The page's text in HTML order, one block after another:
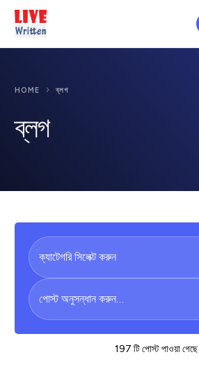
HOME ব্লগ
ব্লগ
197 টি পোস্ট পাওয়া গেছে